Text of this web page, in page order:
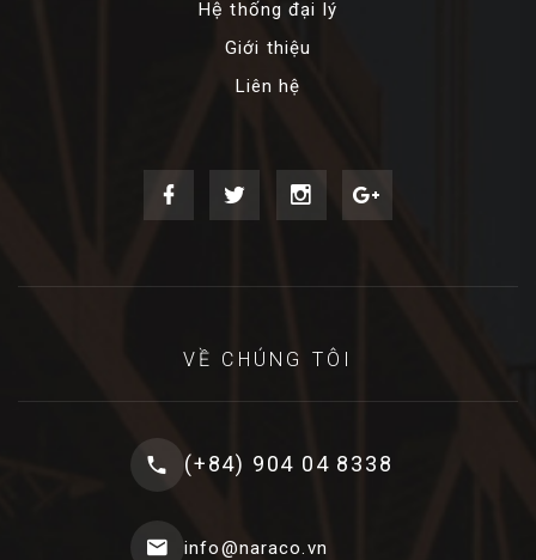
Hệ thống đại lý
Giới thiệu
Liên hệ
VỀ CHÚNG TÔI
(+84) 904 04 8338
info@naraco.vn